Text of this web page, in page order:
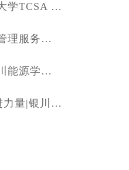
银川能源学院教师受邀参加朱拉隆功大学TCSA Open House活动展现中国青年风采
银川能源学院与福建省民族学生教育管理服务研究基地及福州大学刘敏榕工作室正式达成战略合作共建协议。
青岛黄海学院副校长李目海一行来银川能源学院考察交流
赓续红色血脉 康养纾困身心 凝聚奋进力量|银川能源学院2026年教职工区内疗休养活动圆满收官